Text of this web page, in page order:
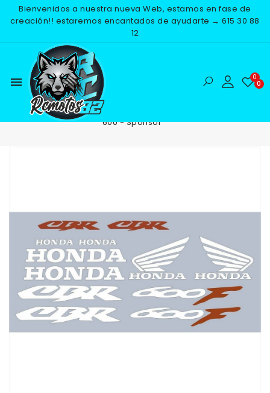
Bienvenidos a nuestra nueva Web, estamos en fase de
creación!! estaremos encantados de ayudarte → 615 30 88
12
menu
Inicio ADHESIVOS
600 - Sponsor